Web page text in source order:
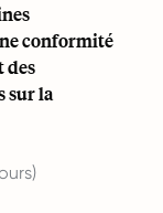
conformité
des
sur la